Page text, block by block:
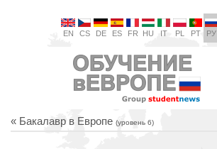
EN CS DE ES FR HU IT PL PT РУ
« Бакалавр в Европе (уровень 6)